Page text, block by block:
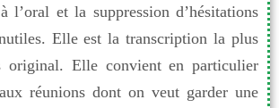
l’oral et la suppression d’hésitations
Elle est la transcription la plus
original. Elle convient en particulier
réunions dont on veut garder une